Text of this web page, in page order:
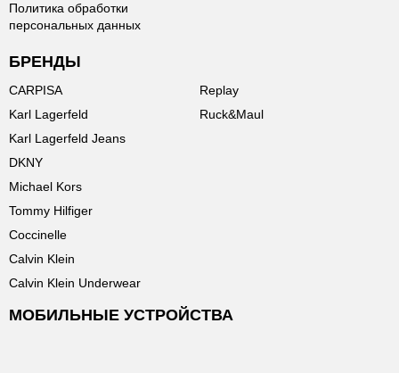
Политика обработки
персональных данных
БРЕНДЫ
CARPISA
Karl Lagerfeld
Karl Lagerfeld Jeans
DKNY
Michael Kors
Tommy Hilfiger
Coccinelle
Calvin Klein
Calvin Klein Underwear
Replay
Ruck&Maul
МОБИЛЬНЫЕ УСТРОЙСТВА